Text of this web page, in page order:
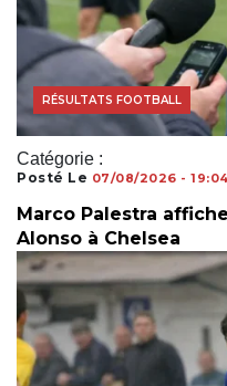
Catégorie :
MERCATO FOOTBALL
RÉSULTATS FOOTBALL
Posté Le 07/08/2026 - 19:04
Marco Palestra
Alonso à Chelsea